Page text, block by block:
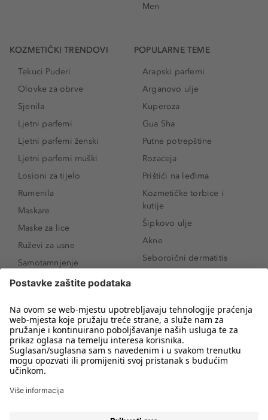
Men
KOZMETIČKI TRENDOVI
Tekuci Puderi
Olovke za obrve
Sjenila
Ljetni parfemi
Ljetni parfemi ženski
Ljetni parfemi muški
Losioni za tijelo
Rumenila
Maskare
Maske za lice
Ruževi za usne
Samotamnjenje
Puderi
Proizvodi za obrve
Sunce i zaštita
Serumi za lice
Proizvodi za čišćenje lica
POPULARNE TEME
Arapski parfemi
Arganovo ulje
Kuperoza
Gua Sha
Putne potrepštine
Rozaceja
Prištići na leđima
Kozmetičke torbice i
kutije
Šipkovo ulje
Akne
Seboroični dermatitis
Novo
Koji mi parfem
odgovara?
Kako našminkati oči da
Kako ukloniti mitesere